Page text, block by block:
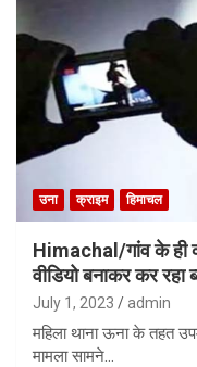
उना क्राइम हिमाचल
Himachal/गांव के ही
वीडियो बनाकर कर
July 1, 2023 admin
महिला थाना ऊना के तहत
मामला सामने…